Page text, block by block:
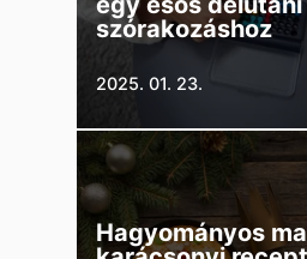
szórakozáshoz
2025. 01. 23.
Hagyományos